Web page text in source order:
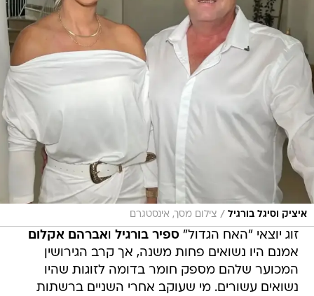
איציק וסיגל בורגיל / צילום מסך, אינסטגרם
זוג יוצאי "האח הגדול"ספיר בורגיל ואברהם אקלום
אמנם היו נשואים פחות משנה, אך קרב הגירושין
המכוער שלהם מספק חומר בדומה לזוגות שהיו
נשואים עשורים. מי שעוקב אחרי השניים ברשתות